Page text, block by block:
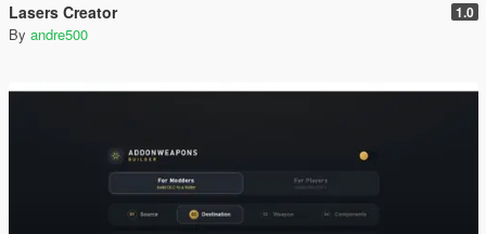
Lasers Creator 1.0
By andre500